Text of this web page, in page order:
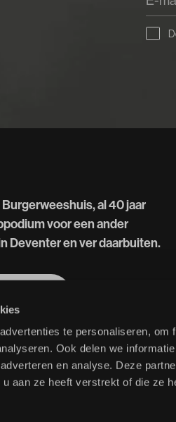
te personaliseren, om
Ook delen we
en analyse. Deze
aan ze heeft verstrekt of die ze
Burgerweeshuis, al 40 jaar
voor een ander
Deventer en ver daarbuiten.
over ons